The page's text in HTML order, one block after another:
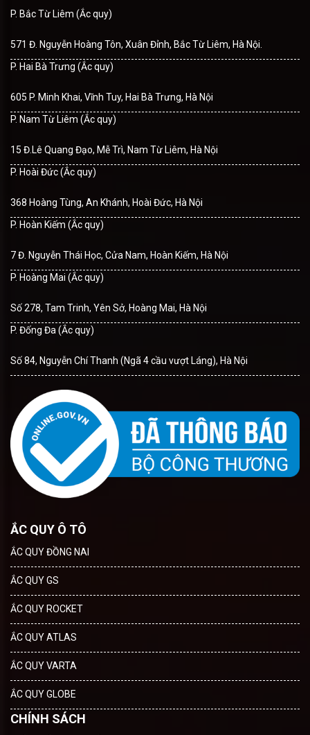
P. Bắc Từ Liêm (Ắc quy)
571 Đ. Nguyễn Hoàng Tôn, Xuân Đỉnh, Bắc Từ Liêm, Hà Nội.
P. Hai Bà Trưng (Ắc quy)
605 P. Minh Khai, Vĩnh Tuy, Hai Bà Trưng, Hà Nội
P. Nam Từ Liêm (Ắc quy)
15 Đ.Lê Quang Đạo, Mễ Trì, Nam Từ Liêm, Hà Nội
P. Hoài Đức (Ắc quy)
368 Hoàng Tùng, An Khánh, Hoài Đức, Hà Nội
P. Hoàn Kiếm (Ắc quy)
7 Đ. Nguyễn Thái Học, Cửa Nam, Hoàn Kiếm, Hà Nội
P. Hoàng Mai (Ắc quy)
Số 278, Tam Trinh, Yên Sở, Hoàng Mai, Hà Nội
P. Đống Đa (Ắc quy)
Số 84, Nguyễn Chí Thanh (Ngã 4 cầu vượt Láng), Hà Nội
ẮC QUY Ô TÔ
ẮC QUY ĐỒNG NAI
ẮC QUY GS
ẮC QUY ROCKET
ẮC QUY ATLAS
ẮC QUY VARTA
ẮC QUY GLOBE
CHÍNH SÁCH